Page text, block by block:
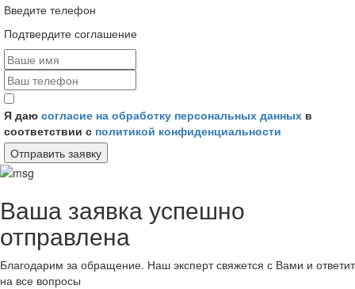
Введите телефон
Подтвердите соглашение
Я даю согласие на обработку персональных данных в
соответствии с политикой конфиденциальности
Отправить заявку
Ваша заявка успешно
отправлена
Благодарим за обращение. Наш эксперт свяжется с Вами и ответит
на все вопросы